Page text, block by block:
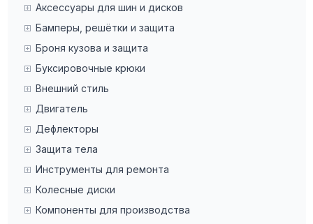
ISR Performance (18)
JKS Manufacturing (9)
King Shocks (8)
KW (6)
Maxtrac (15)
Moog (57)
Moton (4)
Ohlins (1)
Old Man Emu (12)
Pedders (3)
Pivot Works (39)
Аксессуары для шин и дисков
Бамперы, решётки и защита
Броня кузова и защита
Буксировочные крюки
Внешний стиль
Двигатель
Дефлекторы
Защита тела
Инструменты для ремонта
Колесные диски
Компоненты для производства